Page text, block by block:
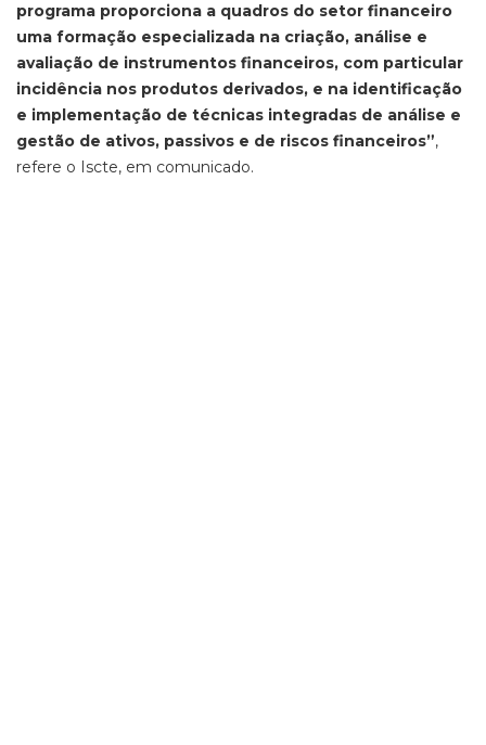
programa proporciona a quadros do setor financeiro
uma formação especializada na criação, análise e
avaliação de instrumentos financeiros, com particular
incidência nos produtos derivados, e na identificação
e implementação de técnicas integradas de análise e
gestão de ativos, passivos e de riscos financeiros”,
refere o Iscte, em comunicado.